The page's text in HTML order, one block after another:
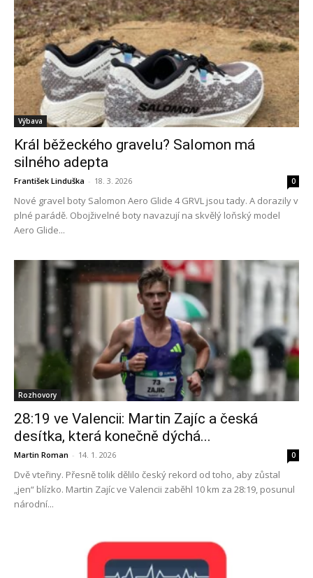
Výbava
Král běžeckého gravelu? Salomon má
silného adepta
František Linduška - 18. 3. 2026 0
Nové gravel boty Salomon Aero Glide 4 GRVL jsou tady. A dorazily v
plné parádě. Obojživelné boty navazují na skvělý loňský model
Aero Glide...
Rozhovory
28:19 ve Valencii: Martin Zajíc a česká
desítka, která konečně dýchá...
Martin Roman - 14. 1. 2026 0
Dvě vteřiny. Přesně tolik dělilo český rekord od toho, aby zůstal
„jen“ blízko. Martin Zajíc ve Valencii zaběhl 10 km za 28:19, posunul
národní...